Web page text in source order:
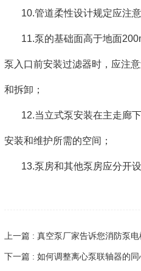
10.管道柔性设计规定应注意
11.泵的基础面高于地面
泵入口前安装过滤器时，应注
和拆卸；
12.当立式泵安装在主走廊
安装和维护所需的空间；
13.泵房和其他泵房应分开
上一篇 : 真空泵厂家告诉您消防泵电
下一篇 : 如何调整离心泵联轴器的同